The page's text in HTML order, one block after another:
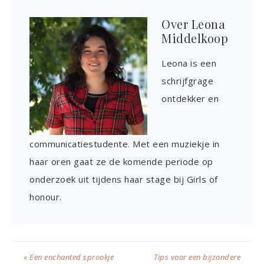
Over Leona
Middelkoop
Leona is een
schrijfgrage
ontdekker en
communicatiestudente. Met een muziekje in
haar oren gaat ze de komende periode op
onderzoek uit tijdens haar stage bij Girls of
honour.
« Een enchanted sprookje
Tips voor een bijzondere